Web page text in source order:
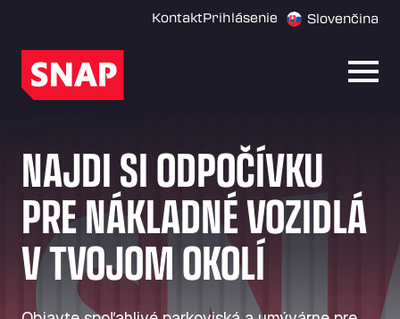
KontaktPrihlásenie Slovenčina
NAJDI SI ODPOČÍVKU
PRE NÁKLADNÉ VOZIDLÁ
V TVOJOM OKOLÍ